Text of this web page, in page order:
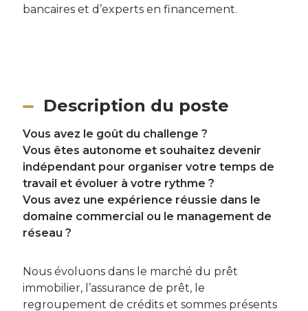
bancaires et d’experts en financement.
Description du poste
Vous avez le goût du challenge ?
Vous êtes autonome et souhaitez devenir
indépendant pour organiser votre temps de
travail et évoluer à votre rythme ?
Vous avez une expérience réussie dans le
domaine commercial ou le management de
réseau ?
Nous évoluons dans le marché du prêt
immobilier, l’assurance de prêt, le
regroupement de crédits et sommes présents